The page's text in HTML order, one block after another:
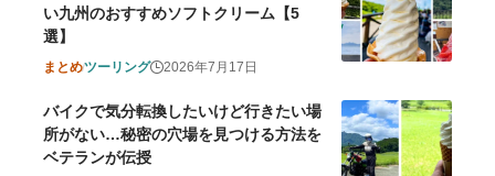
い九州のおすすめソフトクリーム【5
選】
まとめツーリング 2026年7月17日
バイクで気分転換したいけど行きたい場
所がない…秘密の穴場を見つける方法を
ベテランが伝授